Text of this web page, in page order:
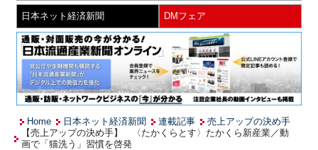
日本ネット経済新聞 DMフェア
Home 日本ネット経済新聞 連載記事
売上アップの決め手
【売上アップの決め手】 〈たかくらとす〉たかくら新産業／動
画で「猫洗う」習慣を啓発